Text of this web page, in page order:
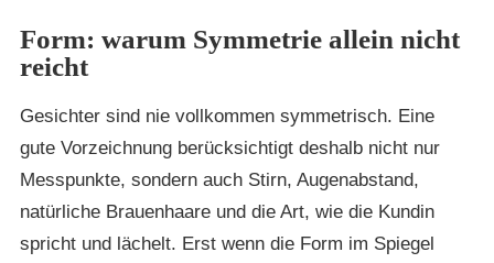
Form: warum Symmetrie allein nicht
reicht
Gesichter sind nie vollkommen symmetrisch. Eine
gute Vorzeichnung berücksichtigt deshalb nicht nur
Messpunkte, sondern auch Stirn, Augenabstand,
natürliche Brauenhaare und die Art, wie die Kundin
spricht und lächelt. Erst wenn die Form im Spiegel